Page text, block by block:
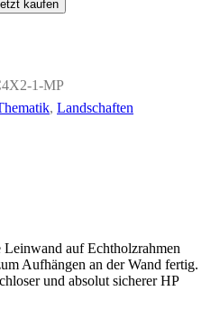
kaufen
1-MP
, Landschaften
auf Echtholzrahmen
Aufhängen an der Wand fertig.
und absolut sicherer HP